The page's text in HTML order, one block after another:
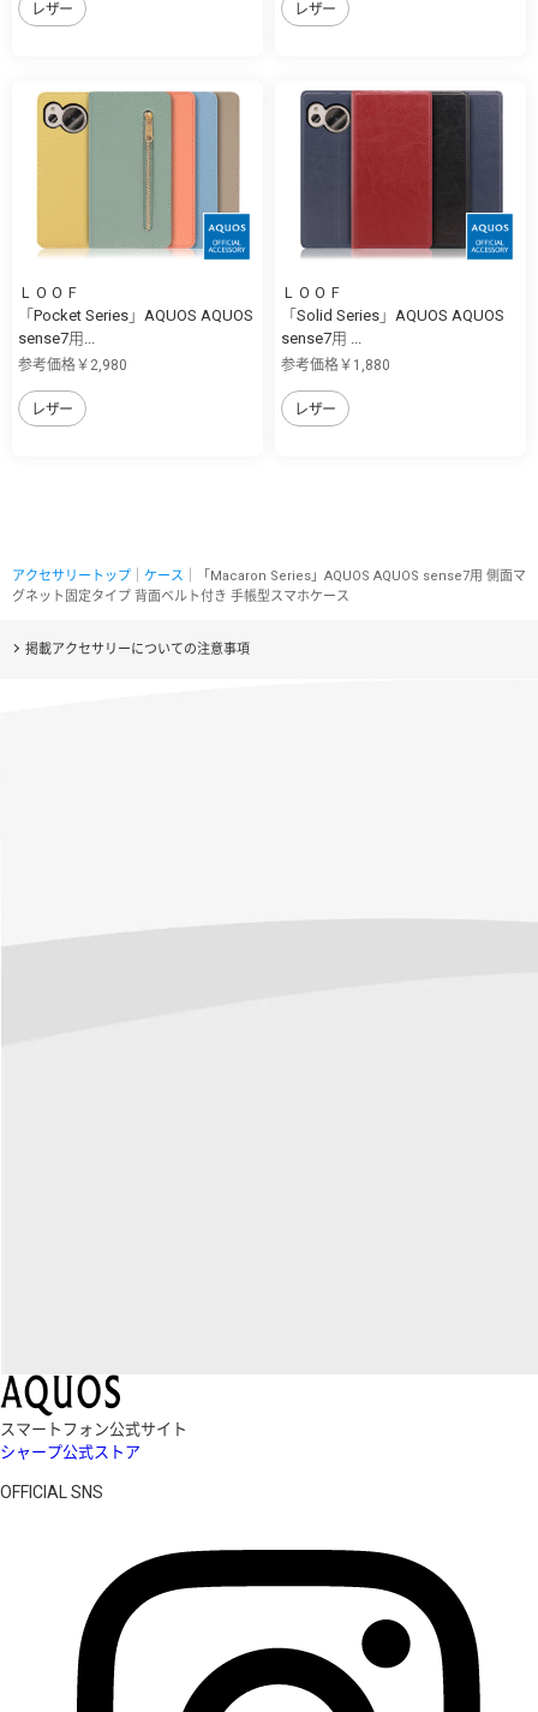
レザー レザー
ＬＯＯＦ
「Pocket Series」AQUOS AQUOS
sense7用...
参考価格￥2,980
レザー
ＬＯＯＦ
「Solid Series」AQUOS AQUOS
sense7用 ...
参考価格￥1,880
レザー
アクセサリートップ ケース ｜「Macaron Series」AQUOS AQUOS sense7用 側面マ
グネット固定タイプ 背面ベルト付き 手帳型スマホケース
掲載アクセサリーについての注意事項
スマートフォン公式サイト
シャープ公式ストア
OFFICIAL SNS